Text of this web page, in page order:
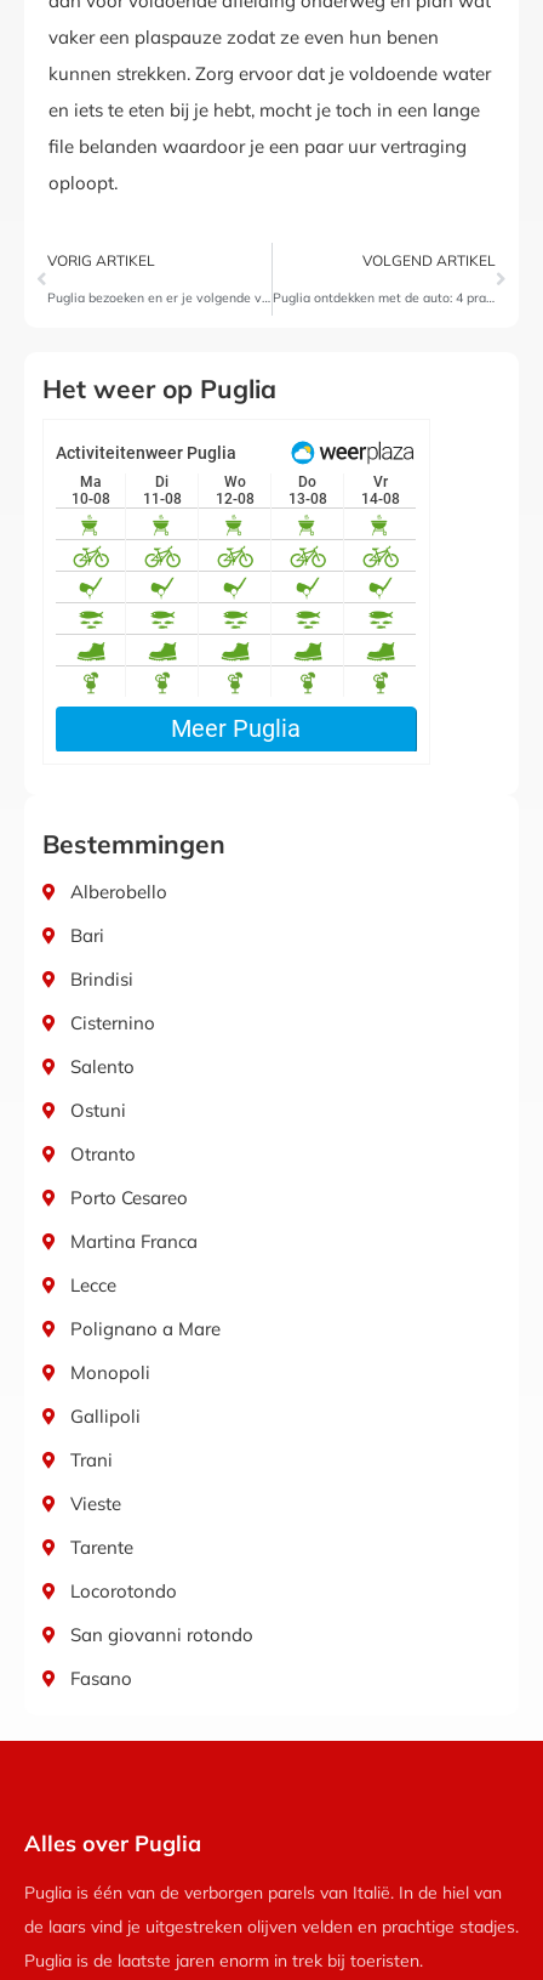
vaker een plaspauze zodat ze even hun benen
kunnen strekken. Zorg ervoor dat je voldoende water
en iets te eten bij je hebt, mocht je toch in een lange
file belanden waardoor je een paar uur vertraging
oploopt.
VORIG ARTIKEL
Puglia bezoeken en er je volgende vakantiehuisje boeken
VOLGEND ARTIKEL
Puglia ontdekken met de auto: 4 praktische tips
Het weer op Puglia
Bestemmingen
Alberobello
Bari
Brindisi
Cisternino
Salento
Ostuni
Otranto
Porto Cesareo
Martina Franca
Lecce
Polignano a Mare
Monopoli
Gallipoli
Trani
Vieste
Tarente
Locorotondo
San giovanni rotondo
Fasano
Alles over Puglia
Puglia is één van de verborgen parels van Italië. In de hiel van
de laars vind je uitgestreken olijven velden en prachtige stadjes.
Puglia is de laatste jaren enorm in trek bij toeristen.